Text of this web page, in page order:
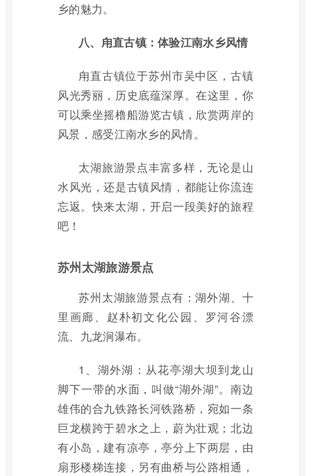
乡的魅力。
八、甪直古镇：体验江南水乡风情
甪直古镇位于苏州市吴中区，古镇
风光秀丽，历史底蕴深厚。在这里，你
可以乘坐摇橹船游览古镇，欣赏两岸的
风景，感受江南水乡的风情。
太湖旅游景点丰富多样，无论是山
水风光，还是古镇风情，都能让你流连
忘返。快来太湖，开启一段美好的旅程
吧！
苏州太湖旅游景点
苏州太湖旅游景点有：湖外湖、十
里画廊、赵朴初文化公园、罗河谷漂
流、九龙涧瀑布。
1、湖外湖：从花亭湖大坝到龙山
脚下一带的水面，叫做“湖外湖”。南边
雄伟的合九铁路长河铁路桥，宛如一条
巨龙横跨于碧水之上，蔚为壮观；北边
有小岛，建有凉亭，亭分上下两层，由
扇形楼梯连接，另有曲桥与公路相通，